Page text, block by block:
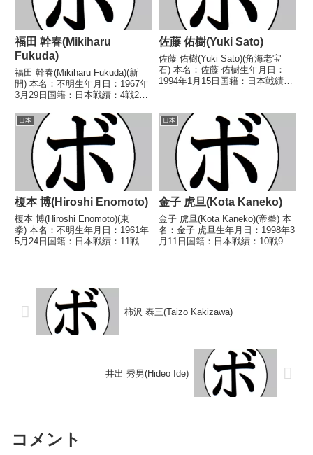
福田 幹春(Mikiharu
Fukuda)
福田 幹春(Mikiharu Fukuda)(新
開) 本名：不明生年月日：1967年
3月29日国籍：日本戦績：4戦2勝
し 【戦歴】1994/09/03
○3RTKO 伊藤 隆宏(上
滝)1995/01/31 ...
佐藤 佑樹(Yuki Sato)
佐藤 佑樹(Yuki Sato)(角海老宝
石) 本名：佐藤 佑樹生年月日：
1994年1月15日国籍：日本戦績：
傷判定 0-0(29-29、29-29、29-
29) 伊...
日本
榎本 博(Hiroshi Enomoto)
榎本 博(Hiroshi Enomoto)(東
拳) 本名：不明生年月日：1961年
5月24日国籍：日本戦績：11戦7
木)1985/12/05 ...
日本
金子 虎旦(Kota Kaneko)
金子 虎旦(Kota Kaneko)(帝拳) 本
名：金子 虎旦生年月日：1998年3
月11日国籍：日本戦績：10戦9勝
柿沢 泰三(Taizo Kakizawa)
井出 秀男(Hideo Ide)
コメント